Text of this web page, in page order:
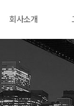
회사소개